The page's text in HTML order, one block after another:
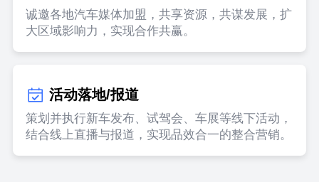
诚邀各地汽车媒体加盟，共享资源，共谋发展，扩
大区域影响力，实现合作共赢。
活动落地/报道
策划并执行新车发布、试驾会、车展等线下活动，
结合线上直播与报道，实现品效合一的整合营销。